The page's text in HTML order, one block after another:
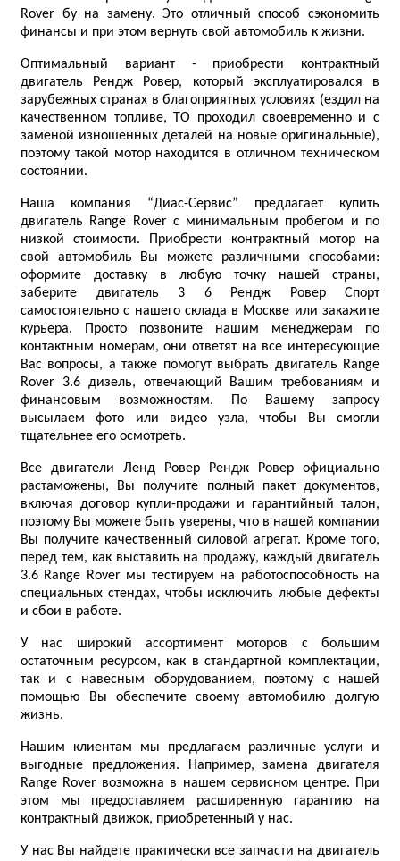
Rover бу на замену. Это отличный способ сэкономить
финансы и при этом вернуть свой автомобиль к жизни.
Оптимальный вариант - приобрести контрактный
двигатель Рендж Ровер, который эксплуатировался в
зарубежных странах в благоприятных условиях (ездил на
качественном топливе, ТО проходил своевременно и с
заменой изношенных деталей на новые оригинальные),
поэтому такой мотор находится в отличном техническом
состоянии.
Наша компания “Диас-Сервис” предлагает купить
двигатель Range Rover с минимальным пробегом и по
низкой стоимости. Приобрести контрактный мотор на
свой автомобиль Вы можете различными способами:
оформите доставку в любую точку нашей страны,
заберите двигатель 3 6 Рендж Ровер Спорт
самостоятельно с нашего склада в Москве или закажите
курьера. Просто позвоните нашим менеджерам по
контактным номерам, они ответят на все интересующие
Вас вопросы, а также помогут выбрать двигатель Range
Rover 3.6 дизель, отвечающий Вашим требованиям и
финансовым возможностям. По Вашему запросу
высылаем фото или видео узла, чтобы Вы смогли
тщательнее его осмотреть.
Все двигатели Ленд Ровер Рендж Ровер официально
растаможены, Вы получите полный пакет документов,
включая договор купли-продажи и гарантийный талон,
поэтому Вы можете быть уверены, что в нашей компании
Вы получите качественный силовой агрегат. Кроме того,
перед тем, как выставить на продажу, каждый двигатель
3.6 Range Rover мы тестируем на работоспособность на
специальных стендах, чтобы исключить любые дефекты
и сбои в работе.
У нас широкий ассортимент моторов с большим
остаточным ресурсом, как в стандартной комплектации,
так и с навесным оборудованием, поэтому с нашей
помощью Вы обеспечите своему автомобилю долгую
жизнь.
Нашим клиентам мы предлагаем различные услуги и
выгодные предложения. Например, замена двигателя
Range Rover возможна в нашем сервисном центре. При
этом мы предоставляем расширенную гарантию на
контрактный движок, приобретенный у нас.
У нас Вы найдете практически все запчасти на двигатель